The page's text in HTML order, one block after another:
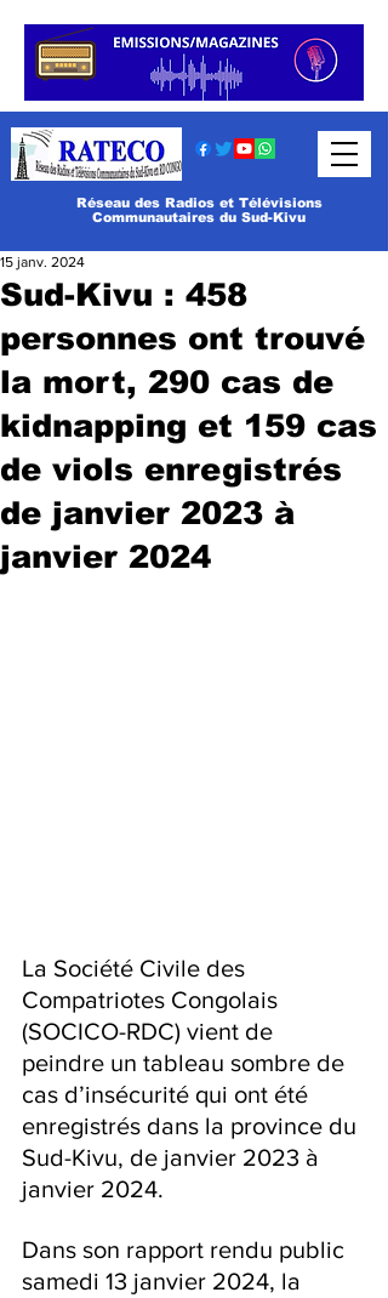
Réseau des Radios et Télévisions
Communautaires du Sud-Kivu
Sud-Kivu : 458
personnes ont trouvé
la mort, 290 cas de
kidnapping et 159 cas
de viols enregistrés
de janvier 2023 à
janvier 2024
15 janv. 2024
La Société Civile des
Compatriotes Congolais
(SOCICO-RDC) vient de
peindre un tableau sombre de
cas d’insécurité qui ont été
enregistrés dans la province du
Sud-Kivu, de janvier 2023 à
janvier 2024.
Dans son rapport rendu public
samedi 13 janvier 2024, la